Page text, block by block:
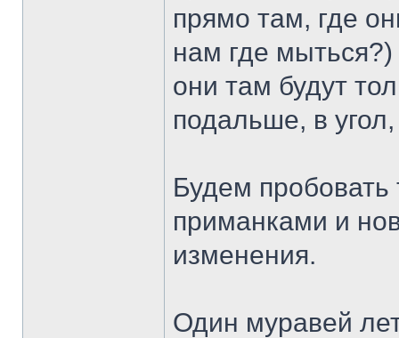
прямо там, где
нам где мыться?)
они там будут
подальше, в
Будем
приманками и
изменения.
Один муравей